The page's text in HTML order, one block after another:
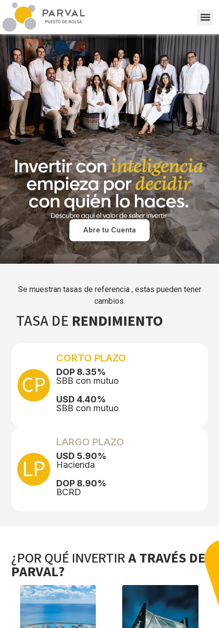
Abre tu Cuenta
Se muestran tasas de referencia , estas pueden tener
cambios.
TASA DE RENDIMIENTO
CORTO PLAZO
DOP 8.35%
SBB con mutuo
USD 4.40%
SBB con mutuo
LARGO PLAZO
USD 5.90%
Hacienda
DOP 8.90%
BCRD
¿POR QUÉ INVERTIRA TRAVÉS DE
PARVAL?
Más de 20 años
Con oficinas
ubicadas en Santo